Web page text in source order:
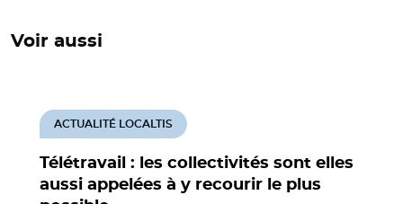
Voir aussi
Télétravail : les collectivités sont elles
aussi appelées à y recourir le plus
ACTUALITÉ LOCALTIS